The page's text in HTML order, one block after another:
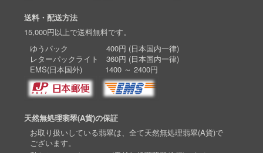
送料・配送方法
15,000円以上で送料無料です。
ゆうパック 400円 (日本国内一律)
レターパックライト 360円 (日本国内一律)
EMS(日本国外) 1400 ～ 2400円
天然無処理翡翠(A貨)の保証
お取り扱いしている翡翠は、全て天然無処理翡翠(A貨)で
ございます。